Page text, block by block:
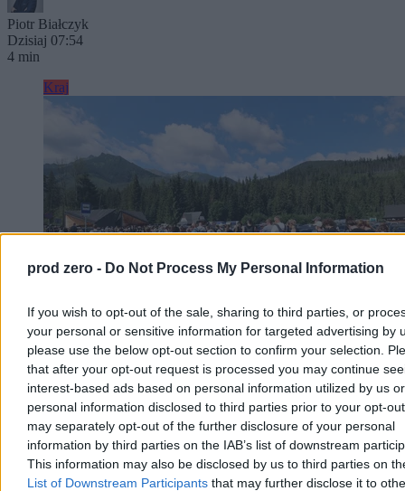
prod zero - Do Not Process My Personal Information
If you wish to opt-out of the sale, sharing to third parties, or
your personal or sensitive information for targeted advertising by
please use the below opt-out section to confirm your selection.
that after your opt-out request is processed you may continue
interest-based ads based on personal information utilized by us or
personal information disclosed to third parties prior to your opt-
may separately opt-out of the further disclosure of your personal
information by third parties on the IAB’s list of downstream
This information may also be disclosed by us to third parties on
List of Downstream Participants that may further disclose it to
Piotr Białczyk
Dzisiaj 07:54
4 min
Kraj
Upał i gwałtowne burze. Potem zwrot w pogodzie
Poniedziałek będzie upalny, ale w wielu regionach przyniesie także
gwałtowne burze, grad i silny wiatr. Temperatura sięgnie 33 stopni
Celsjusza. We wtorek nadejdzie wyraźne ochłodzenie – w centrum
będzie około 22 stopni.